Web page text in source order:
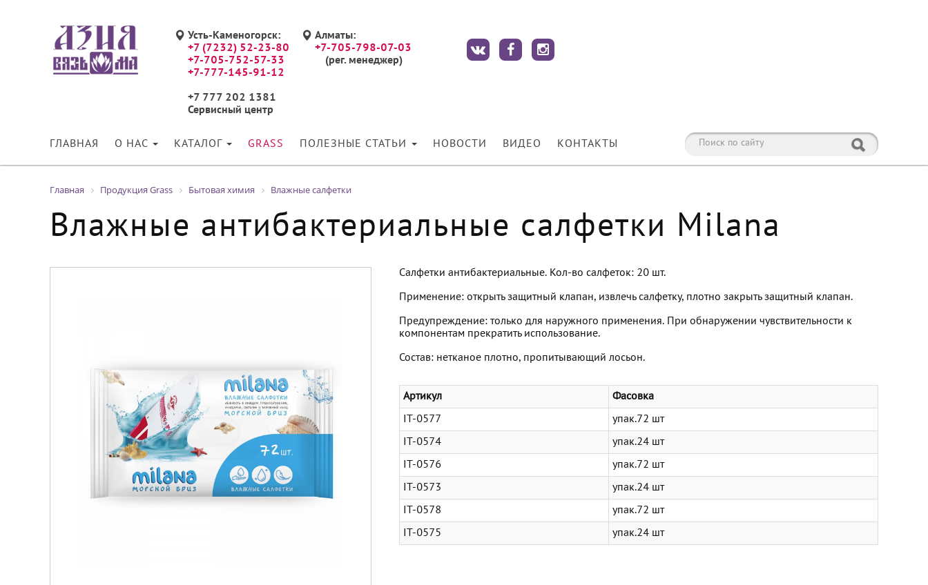
Усть-Каменогорск:
+7 (7232) 52-23-80
+7-705-752-57-33
+7-777-145-91-12
+7 777 202 1381
Сервисный центр
Алматы:
+7-705-798-07-03
(рег. менеджер)
ГЛАВНАЯ О НАС КАТАЛОГ GRASS ПОЛЕЗНЫЕ СТАТЬИ НОВОСТИ ВИДЕО КОНТАКТЫ
Главная Продукция Grass Бытовая химия Влажные салфетки
Влажные антибактериальные салфетки Milana
Салфетки антибактериальные. Кол-во салфеток: 20 шт.
Применение: открыть защитный клапан, извлечь салфетку, плотно закрыть защитный клапан.
Предупреждение: только для наружного применения. При обнаружении чувствительности к
компонентам прекратить использование.
Состав: нетканое плотно, пропитывающий лосьон.
Артикул Фасовка
IT-0577 упак.72 шт
IT-0574 упак.24 шт
IT-0576 упак.72 шт
IT-0573 упак.24 шт
IT-0578 упак.72 шт
IT-0575 упак.24 шт